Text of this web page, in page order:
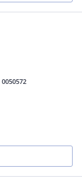
0050572